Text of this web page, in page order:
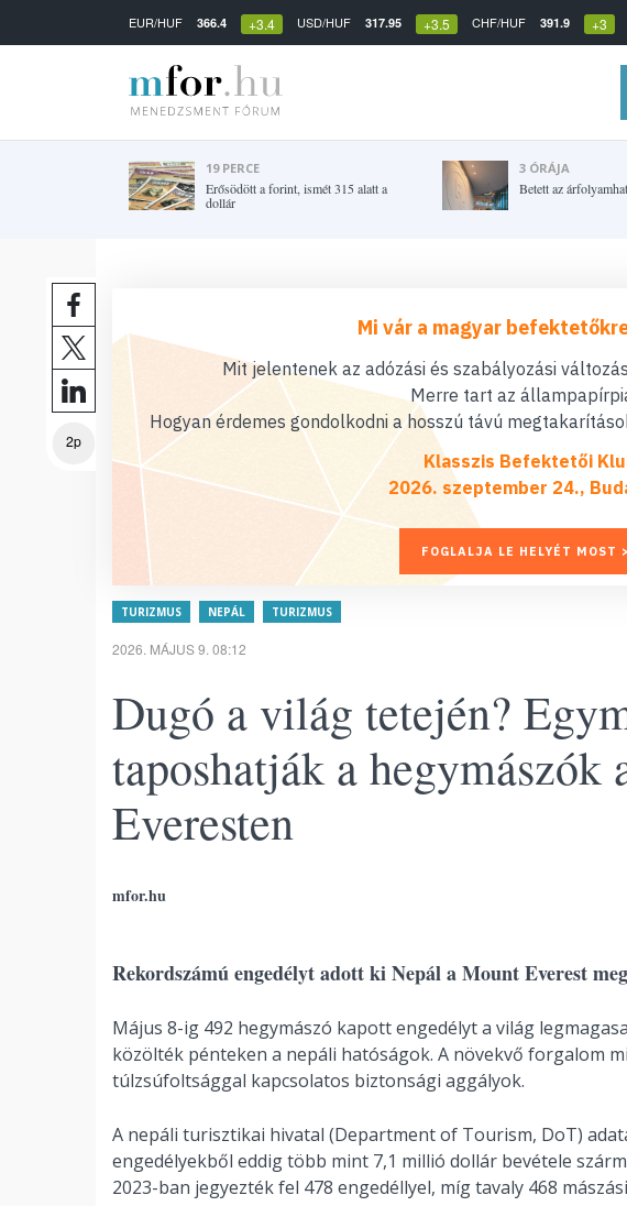
EUR/HUF 366.4 +3.4 USD/HUF 317.95 +3.5 CHF/HUF 391.9 +3
19 PERCE
Erősödött a forint, ismét 315 alatt a
dollár
3 ÓRÁJA
Betett az
2p
Mi vár a magyar
Mit jelentenek az adózási és szabályozási
Merre tart az
Hogyan érdemes gondolkodni a hosszú távú
Klasszis Befektetői
2026. szeptember 24.,
FOGLALJA LE HELYÉT MOST
TURIZMUS NEPÁL TURIZMUS
2026. MÁJUS 9. 08:12
Dugó a világ tetején?
taposhatják a hegymászók
Everesten
mfor.hu
Rekordszámú engedélyt adott ki Nepál a Mount Everest
Május 8-ig 492 hegymászó kapott engedélyt a világ
közölték pénteken a nepáli hatóságok. A növekvő forgalom
túlzsúfoltsággal kapcsolatos biztonsági aggályok.
A nepáli turisztikai hivatal (Department of Tourism, DoT)
engedélyekből eddig több mint 7,1 millió dollár bevétele
2023-ban jegyezték fel 478 engedéllyel, míg tavaly 468